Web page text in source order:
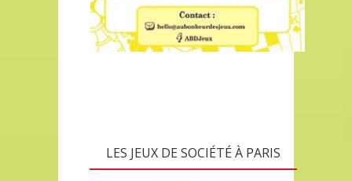
LES JEUX DE SOCIÉTÉ À PARIS